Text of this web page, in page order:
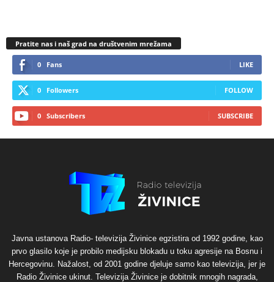
Pratite nas i naš grad na društvenim mrežama
0 Fans LIKE
0 Followers FOLLOW
0 Subscribers SUBSCRIBE
Javna ustanova Radio- televizija Živinice egzistira od 1992 godine, kao
prvo glasilo koje je probilo medijsku blokadu u toku agresije na Bosnu i
Hercegovinu. Nažalost, od 2001 godine djeluje samo kao televizija, jer je
Radio Živinice ukinut. Televizija Živinice je dobitnik mnogih nagrada,